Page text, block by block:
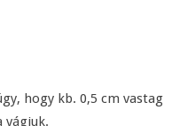
hogy kb. 0,5 cm vastag
vágjuk.